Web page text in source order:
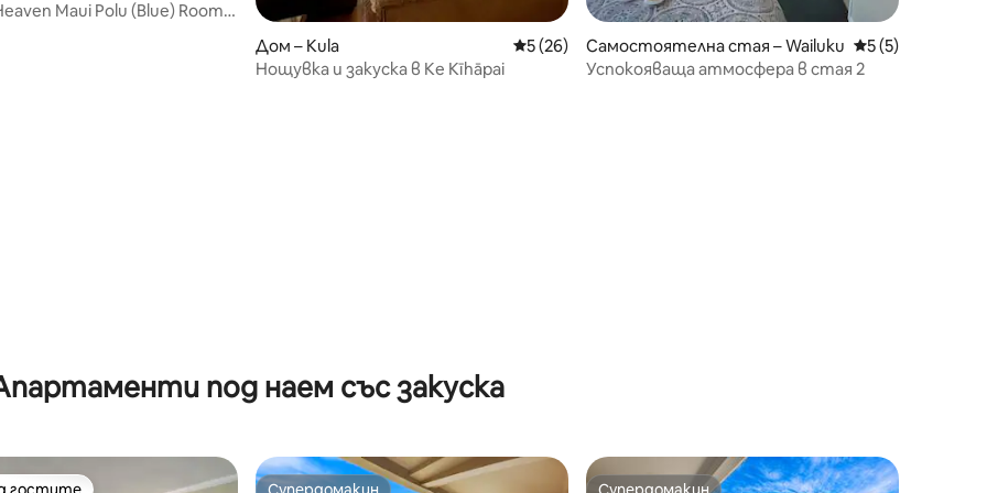
5, 7 отзива
Maui Polu (Blue) Room
Дом – Kula Средна оценка: 5 от 5, 26 отзива
5 (26)
Нощувка и закуска в Ke Kīhāpai
Самостоятелна стая – Wailuku Средна оценка:
5 (5)
Успокояваща атмосфера в стая 2
под наем със закуска